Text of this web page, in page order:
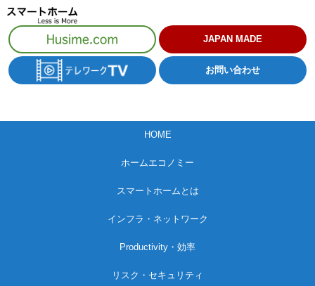
コ
ン
ン
JAPAN MADE
お問い合わせ
HOME
ホームエコノミー
スマートホームとは
インフラ・ネットワーク
Productivity・効率
リスク・セキュリティ